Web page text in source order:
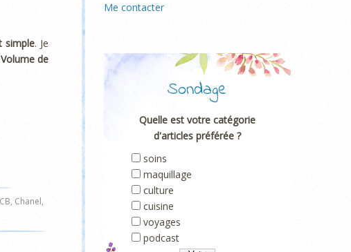
simple. Je
de
, Chanel,
Me contacter
Sondage
Quelle est votre catégorie
d'articles préférée ?
soins
maquillage
culture
cuisine
voyages
podcast